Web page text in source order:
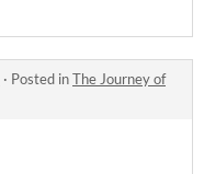
· Posted inThe Journey of